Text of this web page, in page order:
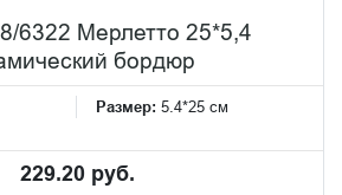
6322 Мерлетто 25*5,4
бордюр
Размер: 5.4*25 см
229.20 руб.